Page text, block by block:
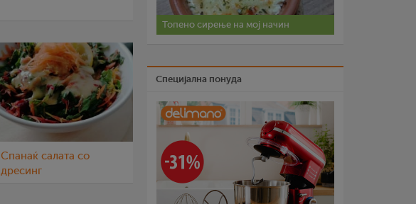
Спанаќ салата со
дресинг
Топено сирење на мој начин
Специјална понуда